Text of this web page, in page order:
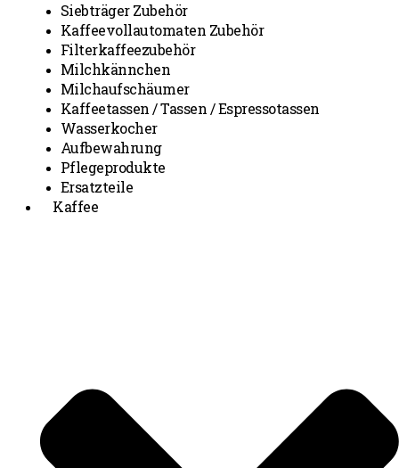
Siebträger Zubehör
Kaffeevollautomaten Zubehör
Filterkaffeezubehör
Milchkännchen
Milchaufschäumer
Kaffeetassen / Tassen / Espressotassen
Wasserkocher
Aufbewahrung
Pflegeprodukte
Ersatzteile
Kaffee